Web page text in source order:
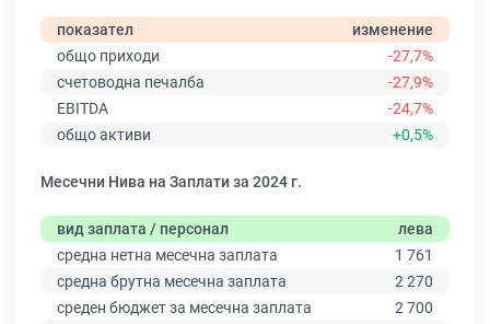
показател
изменение
общо приходи
-27,7%
счетоводна печалба
-27,9%
EBITDA
-24,7%
общо активи
+0,5%
Месечни Нива на Заплати за 2024 г.
вид заплата / персонал
лева
средна нетна месечна заплата
1 761
средна брутна месечна заплата
2 270
среден бюджет за месечна заплата
2 700